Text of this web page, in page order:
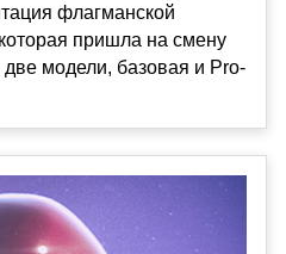
флагманской
пришла на смену
модели, базовая и Pro-